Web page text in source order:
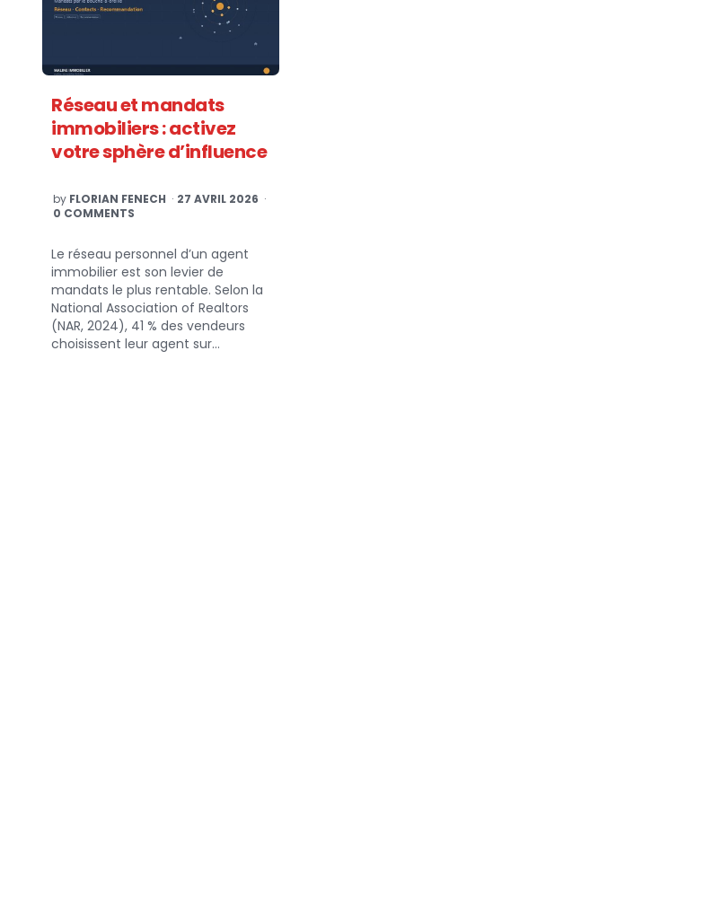
Réseau et mandats
immobiliers : activez
votre sphère d’influence
POSTED
BY
by FLORIAN FENECH
27 AVRIL 2026
0 COMMENTS
Le réseau personnel d’un agent
immobilier est son levier de
mandats le plus rentable. Selon la
National Association of Realtors
(NAR, 2024), 41 % des vendeurs
choisissent leur agent sur…